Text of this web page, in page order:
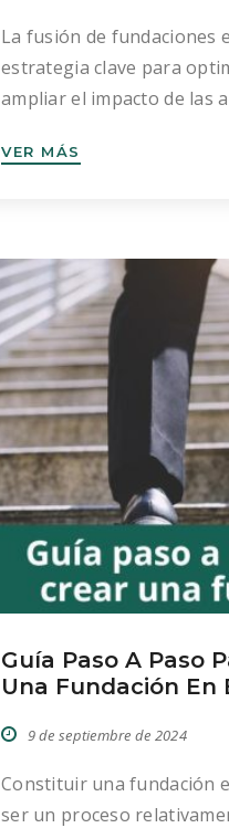
La fusión de fundaciones
estrategia clave para
ampliar el impacto de las
la consecución de
gestión de fundaciones,
procedimiento y los
VER MÁS
Guía Paso A Paso
Una Fundación En
9 de septiembre de 2024
Constituir una fundación
ser un proceso